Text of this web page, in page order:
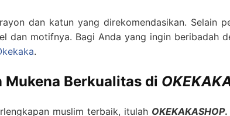
dan katun yang direkomendasikan. Selain
dan motifnya. Bagi Anda yang ingin beribadah
.
Mukena Berkualitas di
muslim terbaik, itulah OKEKAKASHOP.